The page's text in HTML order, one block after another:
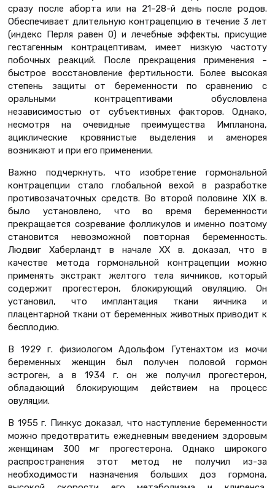
сразу после аборта или на 21–28-й день после родов.
Обеспечивает длительную контрацепцию в течение 3 лет
(индекс Перля равен 0) и лечебные эффекты, присущие
гестагенным контрацептивам, имеет низкую частоту
побочных реакций. После прекращения применения –
быстрое восстановление фертильности. Более высокая
степень защиты от беременности по сравнению с
оральными контрацептивами обусловлена
независимостью от субъективных факторов. Однако,
несмотря на очевидные преимущества Импланона,
ациклические кровянистые выделения и аменорея
возникают и при его применении.
Важно подчеркнуть, что изобретение гормональной
контрацепции стало глобальной вехой в разработке
противозачаточных средств. Во второй половине XIX в.
было установлено, что во время беременности
прекращается созревание фолликулов и именно поэтому
становится невозможной повторная беременность.
Людвиг Хаберландт в начале XX в. доказал, что в
качестве метода гормональной контрацепции можно
применять экстракт желтого тела яичников, который
содержит прогестерон, блокирующий овуляцию. Он
установил, что имплантация ткани яичника и
плацентарной ткани от беременных животных приводит к
бесплодию.
В 1929 г. физиологом Адольфом Гутенахтом из мочи
беременных женщин был получен половой гормон
эстроген, а в 1934 г. он же получил прогестерон,
обладающий блокирующим действием на процесс
овуляции.
В 1955 г. Пинкус доказал, что наступление беременности
можно предотвратить ежедневным введением здоровым
женщинам 300 мг прогестерона. Однако широкого
распространения этот метод не получил из-за
необходимости назначения больших доз гормона,